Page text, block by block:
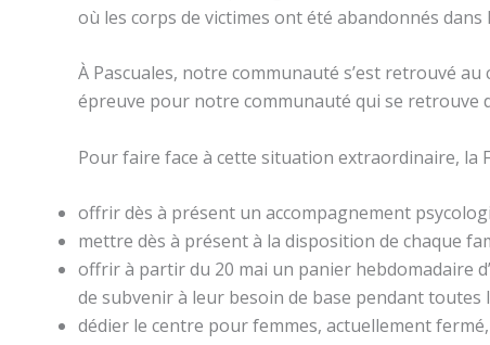
où les corps de victimes ont été abandonnés dans
À Pascuales, notre communauté s’est retrouvé
épreuve pour notre communauté qui se retrouve
Pour faire face à cette situation extraordinaire, la
offrir dès à présent un accompagnement
mettre dès à présent à la disposition de chaque
offrir à partir du 20 mai un panier hebdomadaire
de subvenir à leur besoin de base pendant toutes
dédier le centre pour femmes, actuellement